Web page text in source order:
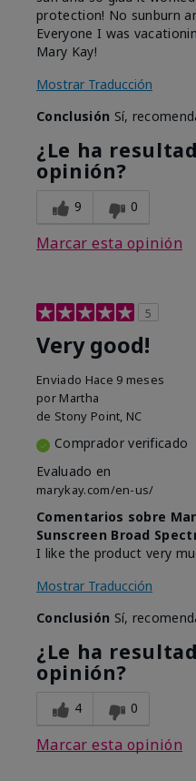
protection! No sunburn
Everyone I was
Mary Kay!
Mostrar Traducción
Conclusión Sí,
¿Le ha
opinión?
9 0
Marcar esta opinión
5
Very good!
Enviado Hace 9 meses
por Martha
de Stony Point, NC
Comprador verificado
Evaluado en
marykay.com/en-us/
Comentarios sobre
Sunscreen Broad
I like the product very
Mostrar Traducción
Conclusión Sí,
¿Le ha
opinión?
4 0
Marcar esta opinión